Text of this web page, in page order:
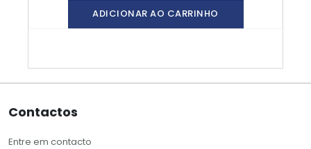
ADICIONAR AO CARRINHO
Contactos
Entre em contacto